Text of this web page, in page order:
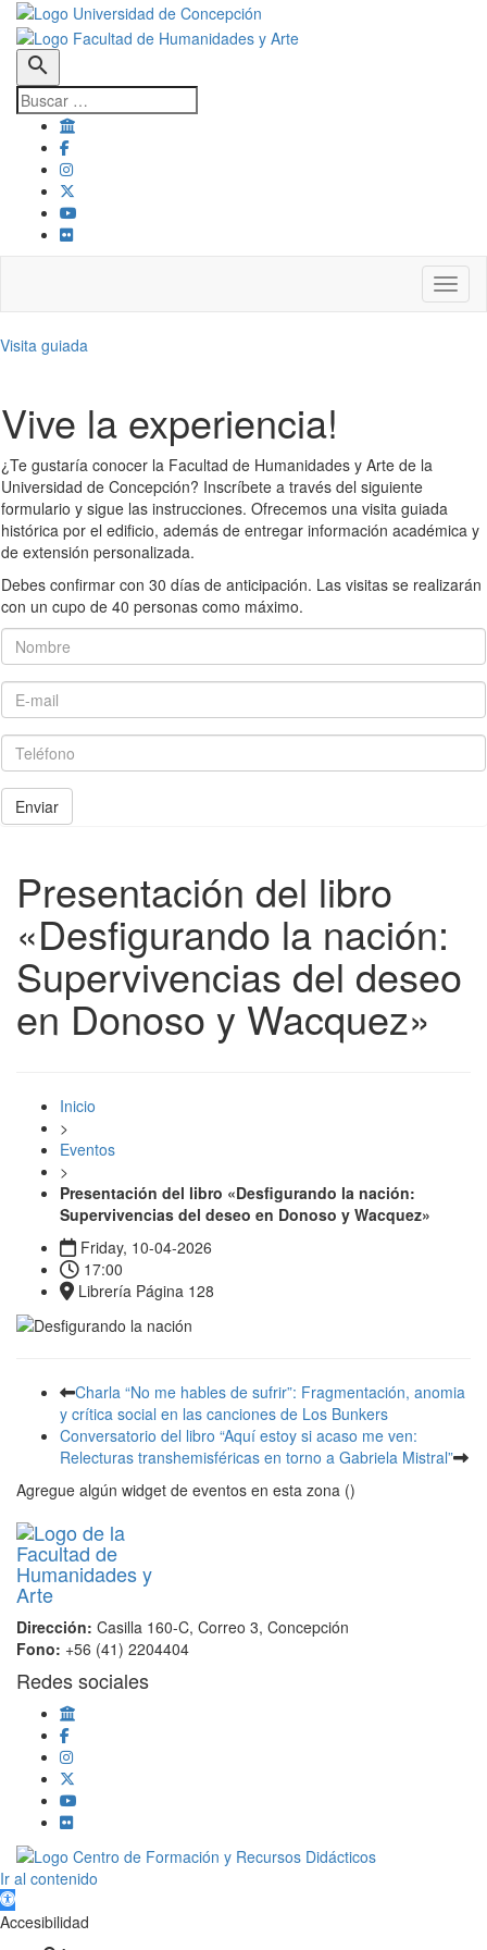
search
Visita guiada
Vive la experiencia!
¿Te gustaría conocer la Facultad de Humanidades y Arte de la
Universidad de Concepción? Inscríbete a través del siguiente
formulario y sigue las instrucciones. Ofrecemos una visita guiada
histórica por el edificio, además de entregar información académica y
de extensión personalizada.
Debes confirmar con 30 días de anticipación. Las visitas se realizarán
con un cupo de 40 personas como máximo.
Nombre
E-mail
Teléfono
Enviar
Presentación del libro
«Desfigurando la nación:
Supervivencias del deseo
en Donoso y Wacquez»
Inicio
>
Eventos
>
Presentación del libro «Desfigurando la nación:
Supervivencias del deseo en Donoso y Wacquez»
Friday, 10-04-2026
17:00
Librería Página 128
Charla “No me hables de sufrir”: Fragmentación, anomia
y crítica social en las canciones de Los Bunkers
Conversatorio del libro “Aquí estoy si acaso me ven:
Relecturas transhemisféricas en torno a Gabriela Mistral”
Agregue algún widget de eventos en esta zona ()
Dirección: Casilla 160-C, Correo 3, Concepción
Fono: +56 (41) 2204404
Redes sociales
Scroll
Up
Ir al contenido
Abrir barra de herramientas
Accesibilidad